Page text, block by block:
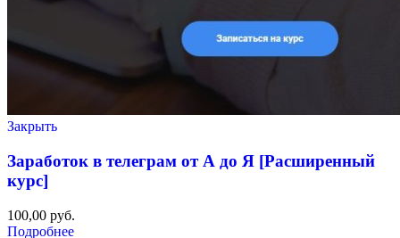
Закрыть
Заработок в телеграм от А до Я [Расширенный
курс]
100,00 руб.
Подробнее